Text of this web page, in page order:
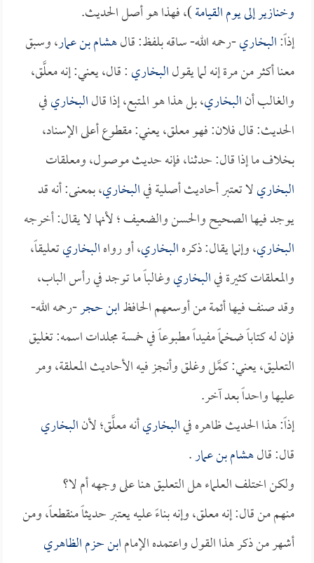
وخنازير إلى يوم القيامة)، فهذا هو أصل الحديث.
إذاً:البخاري-رحمه الله- ساقه بلفظ: قالهشام بن عمار، وسبق
معنا أكثر من مرة إنه لما يقولالبخاري: قال، يعني: إنه معلَّق،
والغالب أنالبخاري، بل هذا هو المتبع، إذا قالالبخاريفي
الحديث: قال فلان: فهو معلق، يعني: مقطوع أعلى الإسناد،
بخلاف ما إذا قال: حدثنا، فإنه حديث موصول، ومعلقات
البخاريلا تعتبر أحاديث أصلية فيالبخاري، بمعنى: أنه قد
يوجد فيها الصحيح والحسن والضعيف ؛ لأنها لا يقال: أخرجه
البخاري، وإنما يقال: ذكرهالبخاري، أو رواهالبخاريتعليقاً،
والمعلقات كثيرة فيالبخاريوغالباً ما توجد في رأس الباب،
وقد صنف فيها أئمة من أوسعهم الحافظابن حجر-رحمه الله-
فإن له كتاباً ضخماً مفيداً مطبوعاً في خمسة مجلدات اسمه: تغليق
التعليق، يعني: كمَّل وغلق وأنجز فيه الأحاديث المعلقة، ومر
عليها واحداً بعد آخر.
إذاً: هذا الحديث ظاهره فيالبخاريأنه معلَّق؛ لأنالبخاري
قال: قالهشام بن عمار.
ولكن اختلف العلماء هل التعليق هنا على وجهه أم لا؟
منهم من قال: إنه معلق، وإنه بناءً عليه يعتبر حديثاً منقطعاً، ومن
أشهر من ذكر هذا القول واعتمده الإمامابن حزم الظاهري